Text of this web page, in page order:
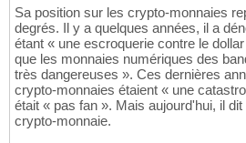
Sa position sur les crypto-monnaies
degrés. Il y a quelques années, il a
étant « une escroquerie contre le
que les monnaies numériques des
très dangereuses ». Ces dernières
crypto-monnaies étaient « une
était « pas fan ». Mais aujourd'hui, il
crypto-monnaie.